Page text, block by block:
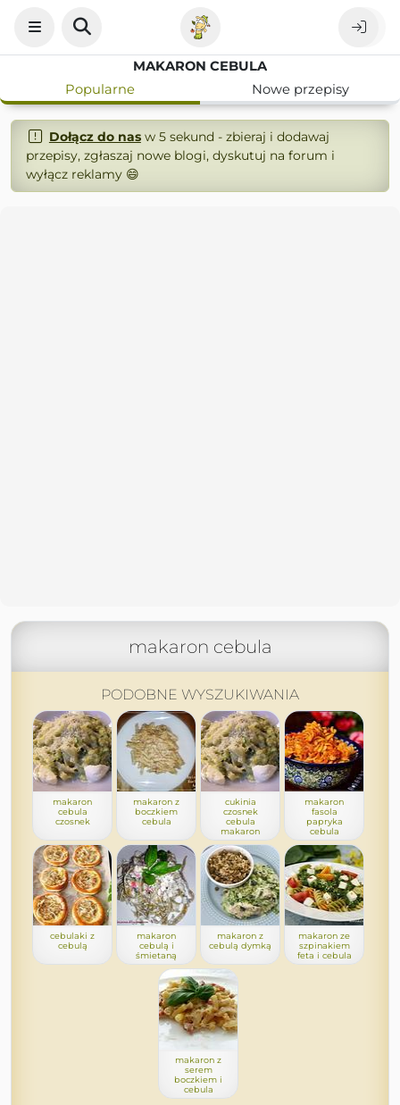
MAKARON CEBULA
Popularne
Nowe przepisy
Dołącz do nasw 5 sekund - zbieraj i dodawaj
przepisy, zgłaszaj nowe blogi, dyskutuj na forum i
wyłącz reklamy 😄
makaron cebula
PODOBNE WYSZUKIWANIA
makaron
cebula
czosnek
makaron z
boczkiem
cebula
cukinia
czosnek
cebula
makaron
makaron
fasola
papryka
cebula
cebulaki z
cebulą
makaron
cebulą i
śmietaną
makaron z
cebulą dymką
makaron ze
szpinakiem
feta i cebula
makaron z
serem
boczkiem i
cebula